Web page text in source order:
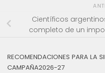
Científicos
completo de un
RECOMENDACIONES PARA LA
CAMPAÑA2026-27